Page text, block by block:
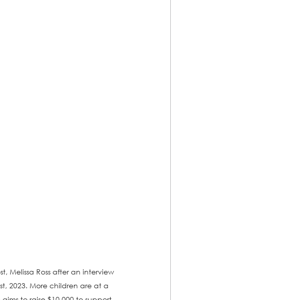
Melissa Ross after an interview
2023. More children are at a